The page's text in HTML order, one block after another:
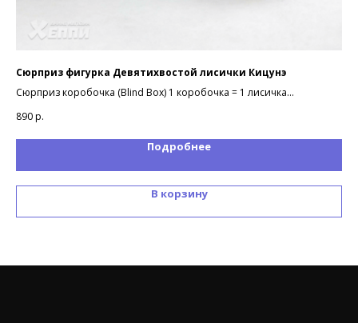
Сюрприз фигурка Девятихвостой лисички Кицунэ
Сюрприз коробочка (Blind Box) 1 коробочка = 1 лисичка
890р.
Подробнее
В корзину